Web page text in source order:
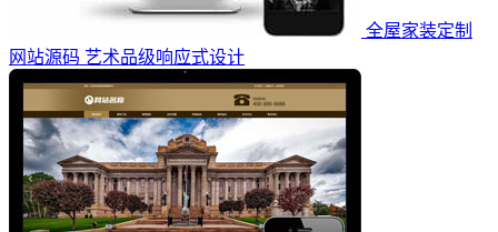
全屋家装定制
网站源码 艺术品级响应式设计